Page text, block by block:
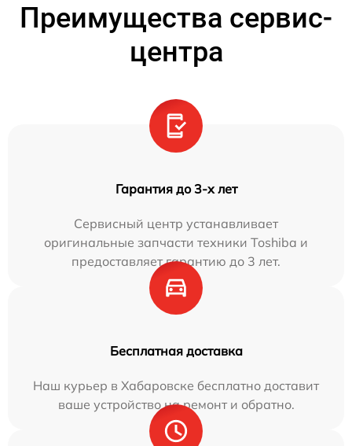
Преимущества сервис-
центра
Гарантия до 3-х лет
Сервисный центр устанавливает
оригинальные запчасти техники Toshiba и
предоставляет гарантию до 3 лет.
Бесплатная доставка
Наш курьер в Хабаровске бесплатно доставит
ваше устройство на ремонт и обратно.